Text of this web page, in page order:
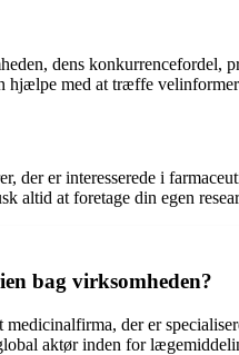
dens
med at træffe
der er interesserede i
altid at foretage din egen
bag virksomheden?
der er
aktør inden for